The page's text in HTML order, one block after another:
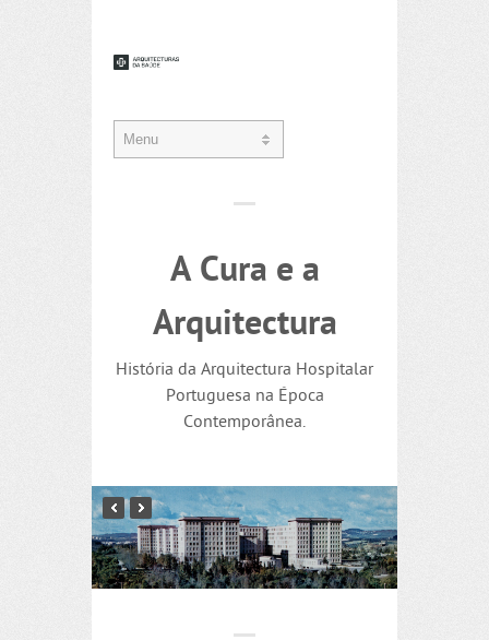
A Cura e a
Arquitectura
História da Arquitectura Hospitalar
Portuguesa na Época
Contemporânea.